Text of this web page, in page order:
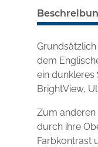
dem
ein dunkleres
BrightView,
Zum anderen
durch ihre
Farbkontrast